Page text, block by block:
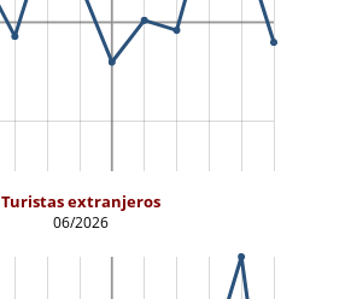
Turistas extranjeros
06/2026